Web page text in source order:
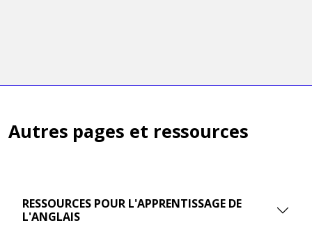
Autres pages et ressources
RESSOURCES POUR L'APPRENTISSAGE DE
L'ANGLAIS